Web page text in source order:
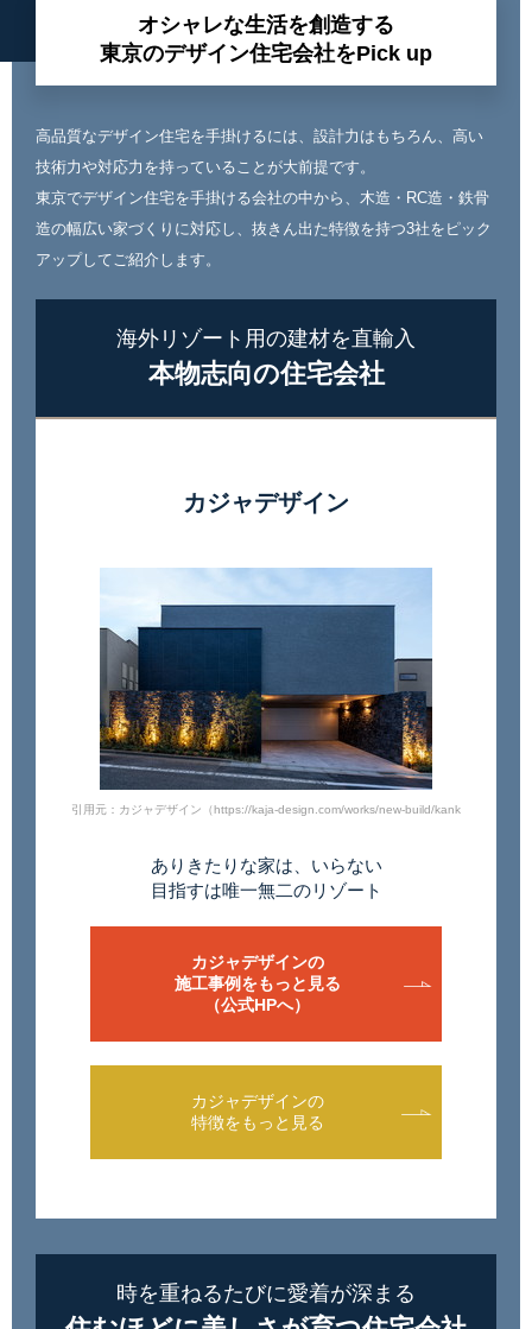
オシャレな生活を創造する
東京のデザイン住宅会社をPick up
高品質なデザイン住宅を手掛けるには、設計力はもちろん、高い
技術力や対応力を持っていることが大前提です。
東京でデザイン住宅を手掛ける会社の中から、木造・RC造・鉄骨
造の幅広い家づくりに対応し、抜きん出た特徴を持つ3社をピック
アップしてご紹介します。
海外リゾート用の建材を直輸入
本物志向の住宅会社
カジャデザイン
引用元：カジャデザイン（https://kaja-design.com/works/new-build/kankakuwo-
ありきたりな家は、いらない
目指すは唯一無二のリゾート
カジャデザインの
施工事例をもっと見る
（公式HPへ）
カジャデザインの
特徴をもっと見る
時を重ねるたびに愛着が深まる